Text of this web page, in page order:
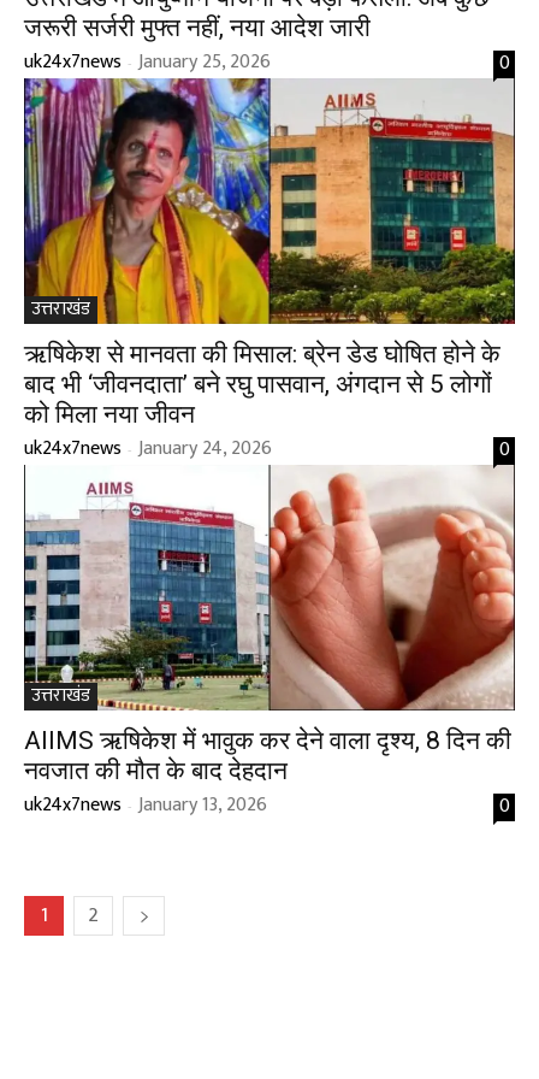
जरूरी सर्जरी मुफ्त नहीं, नया आदेश जारी
uk24x7news - January 25, 2026 0
उत्तराखंड
ऋषिकेश से मानवता की मिसाल: ब्रेन डेड घोषित होने के
बाद भी ‘जीवनदाता’ बने रघु पासवान, अंगदान से 5 लोगों
को मिला नया जीवन
uk24x7news - January 24, 2026 0
उत्तराखंड
AIIMS ऋषिकेश में भावुक कर देने वाला दृश्य, 8 दिन की
नवजात की मौत के बाद देहदान
uk24x7news - January 13, 2026 0
1 2